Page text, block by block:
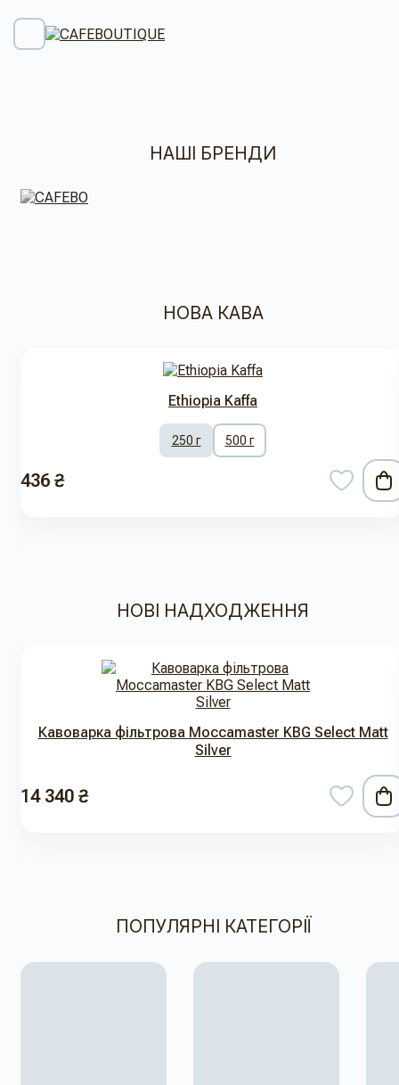
НАШІ БРЕНДИ
НОВА КАВА
Ethiopia Kaffa
250 г 500 г
436 ₴
НОВІ НАДХОДЖЕННЯ
Кавоварка фільтрова Moccamaster KBG Select Matt
Silver
14 340 ₴
ПОПУЛЯРНІ КАТЕГОРІЇ